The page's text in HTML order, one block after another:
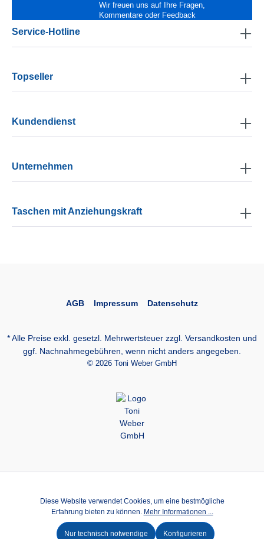
Wir freuen uns auf Ihre Fragen,
Kommentare oder Feedback
Service-Hotline
Topseller
Kundendienst
Unternehmen
Taschen mit Anziehungskraft
AGB Impressum Datenschutz
* Alle Preise exkl. gesetzl. Mehrwertsteuer zzgl. Versandkosten und
ggf. Nachnahmegebühren, wenn nicht anders angegeben.
© 2026 Toni Weber GmbH
Diese Website verwendet Cookies, um eine bestmögliche
Erfahrung bieten zu können. Mehr Informationen ...
Nur technisch notwendige Konfigurieren